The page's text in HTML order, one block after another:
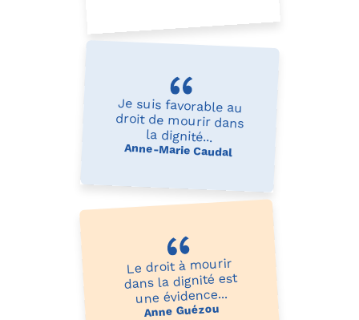
Je suis favorable au
droit de mourir dans
la dignité...
Anne-Marie Caudal
Le droit à mourir
dans la dignité est
une évidence...
Anne Guézou